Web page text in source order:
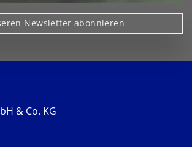
Newsletter abonnieren
& Co. KG